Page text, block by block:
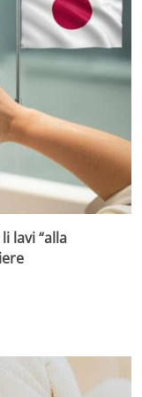
lavi “alla